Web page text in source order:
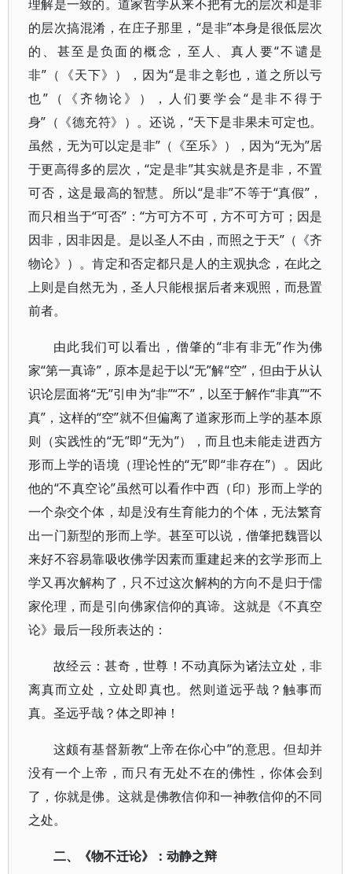
理解是一致的。道家哲学从来不把有无的层次和是非
的层次搞混淆，在庄子那里，“是非”本身是很低层次
的、甚至是负面的概念，至人、真人要“不谴是
非”（《天下》），因为“是非之彰也，道之所以亏
也”（《齐物论》），人们要学会“是非不得于
身”（《德充符》）。还说，“天下是非果未可定也。
虽然，无为可以定是非”（《至乐》），因为“无为”居
于更高得多的层次，“定是非”其实就是齐是非，不置
可否，这是最高的智慧。所以“是非”不等于“真假”，
而只相当于“可否”：“方可方不可，方不可方可；因是
因非，因非因是。是以圣人不由，而照之于天”（《齐
物论》）。肯定和否定都只是人的主观执念，在此之
上则是自然无为，圣人只能根据后者来观照，而悬置
前者。
由此我们可以看出，僧肇的“非有非无”作为佛
家“第一真谛”，原本是起于以“无”解“空”，但由于从认
识论层面将“无”引申为“非”“不”，以至于解作“非真”“不
真”，这样的“空”就不但偏离了道家形而上学的基本原
则（实践性的“无”即“无为”），而且也未能走进西方
形而上学的语境（理论性的“无”即“非存在”）。因此
他的“不真空论”虽然可以看作中西（印）形而上学的
一个杂交个体，却是没有生育能力的个体，无法繁育
出一门新型的形而上学。甚至可以说，僧肇把魏晋以
来好不容易靠吸收佛学因素而重建起来的玄学形而上
学又再次解构了，只不过这次解构的方向不是归于儒
家伦理，而是引向佛家信仰的真谛。这就是《不真空
论》最后一段所表达的：
故经云：甚奇，世尊！不动真际为诸法立处，非
离真而立处，立处即真也。然则道远乎哉？触事而
真。圣远乎哉？体之即神！
这颇有基督新教“上帝在你心中”的意思。但却并
没有一个上帝，而只有无处不在的佛性，你体会到
了，你就是佛。这就是佛教信仰和一神教信仰的不同
之处。
二、《物不迁论》：动静之辩